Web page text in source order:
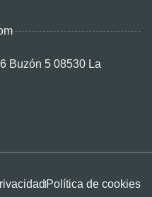
Buzón 5 08530 La
Política de cookies